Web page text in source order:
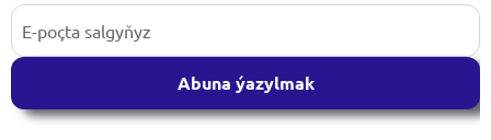
Abuna ýazylmak